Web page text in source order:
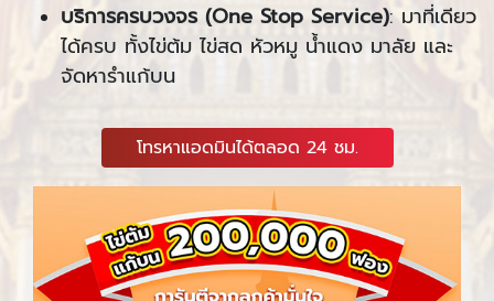
บริการครบวงจร (One Stop Service): มาที่เดียว
ได้ครบ ทั้งไข่ต้ม ไข่สด หัวหมู น้ำแดง มาลัย และ
จัดหารำแก้บน
โทรหาแอดมินได้ตลอด 24 ชม.